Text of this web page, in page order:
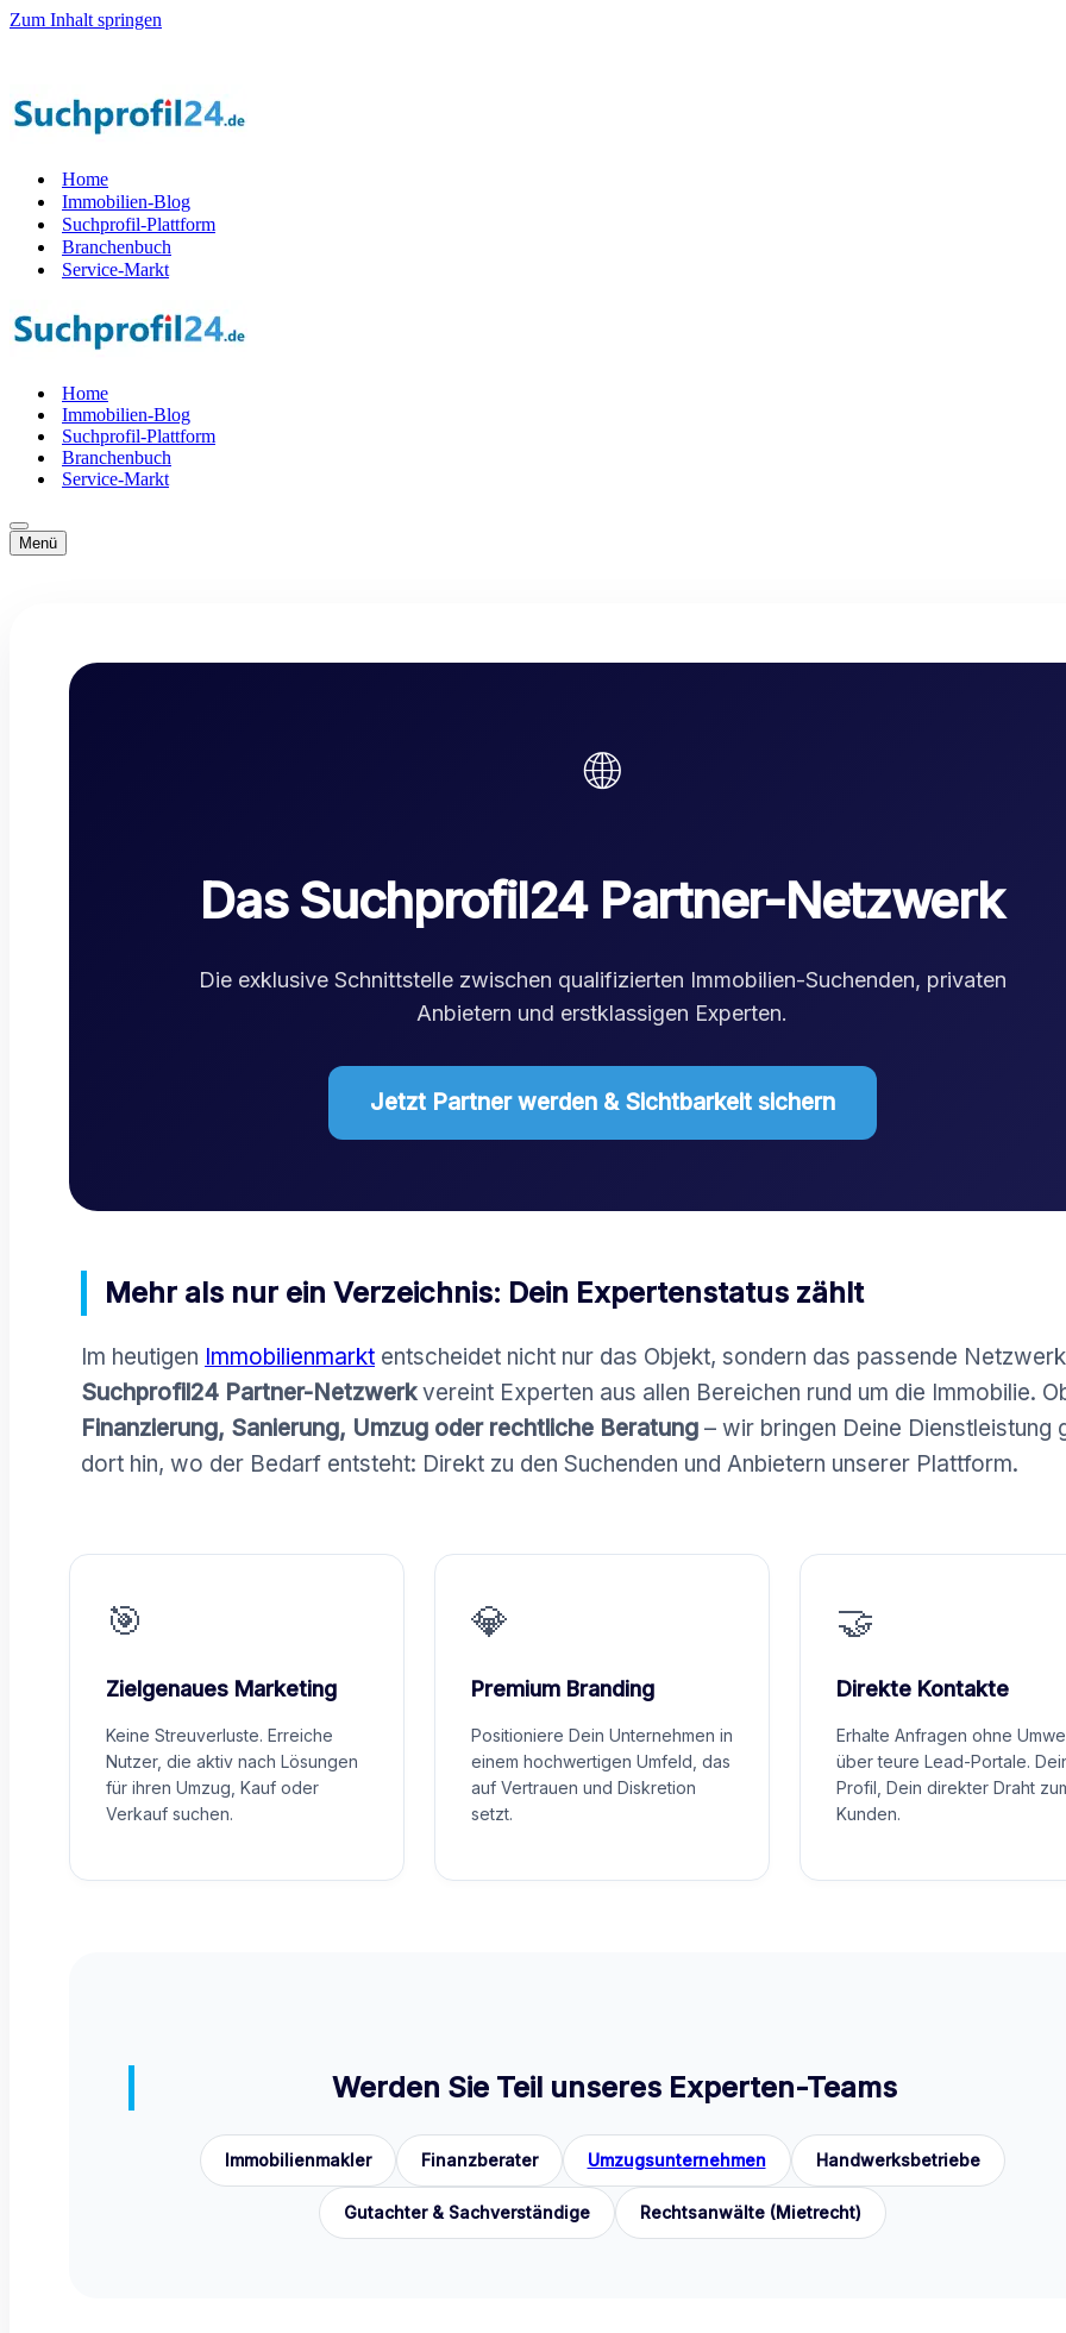
Zum Inhalt springen
Home
Immobilien-Blog
Suchprofil-Plattform
Branchenbuch
Service-Markt
Home
Immobilien-Blog
Suchprofil-Plattform
Branchenbuch
Service-Markt
Navigationsmenü
Menü
Navigationsmenü
🌐
Das Suchprofil24 Partner-Netzwerk
Die exklusive Schnittstelle zwischen qualifizierten Immobilien-Suchenden, privaten
Anbietern und erstklassigen Experten.
Jetzt Partner werden & Sichtbarkeit sichern
Mehr als nur ein Verzeichnis: Dein Expertenstatus zählt
Im heutigen Immobilienmarkt entscheidet nicht nur das Objekt, sondern das passende
Suchprofil24 Partner-Netzwerkvereint Experten aus allen Bereichen rund um die Immobilie.
Finanzierung, Sanierung, Umzug oder rechtliche Beratung – wir bringen Deine Dienstleistung
dort hin, wo der Bedarf entsteht: Direkt zu den Suchenden und Anbietern unserer Plattform.
🎯
Zielgenaues Marketing
Keine Streuverluste. Erreiche
Nutzer, die aktiv nach Lösungen
für ihren Umzug, Kauf oder
Verkauf suchen.
💎
Premium Branding
Positioniere Dein Unternehmen in
einem hochwertigen Umfeld, das
auf Vertrauen und Diskretion
setzt.
🤝
Direkte Kontakte
Erhalte Anfragen ohne
über teure Lead-Portale.
Profil, Dein direkter Draht
Kunden.
Werden Sie Teil unseres Experten-Teams
Immobilienmakler Finanzberater Umzugsunternehmen Handwerksbetriebe
Gutachter & Sachverständige Rechtsanwälte (Mietrecht)